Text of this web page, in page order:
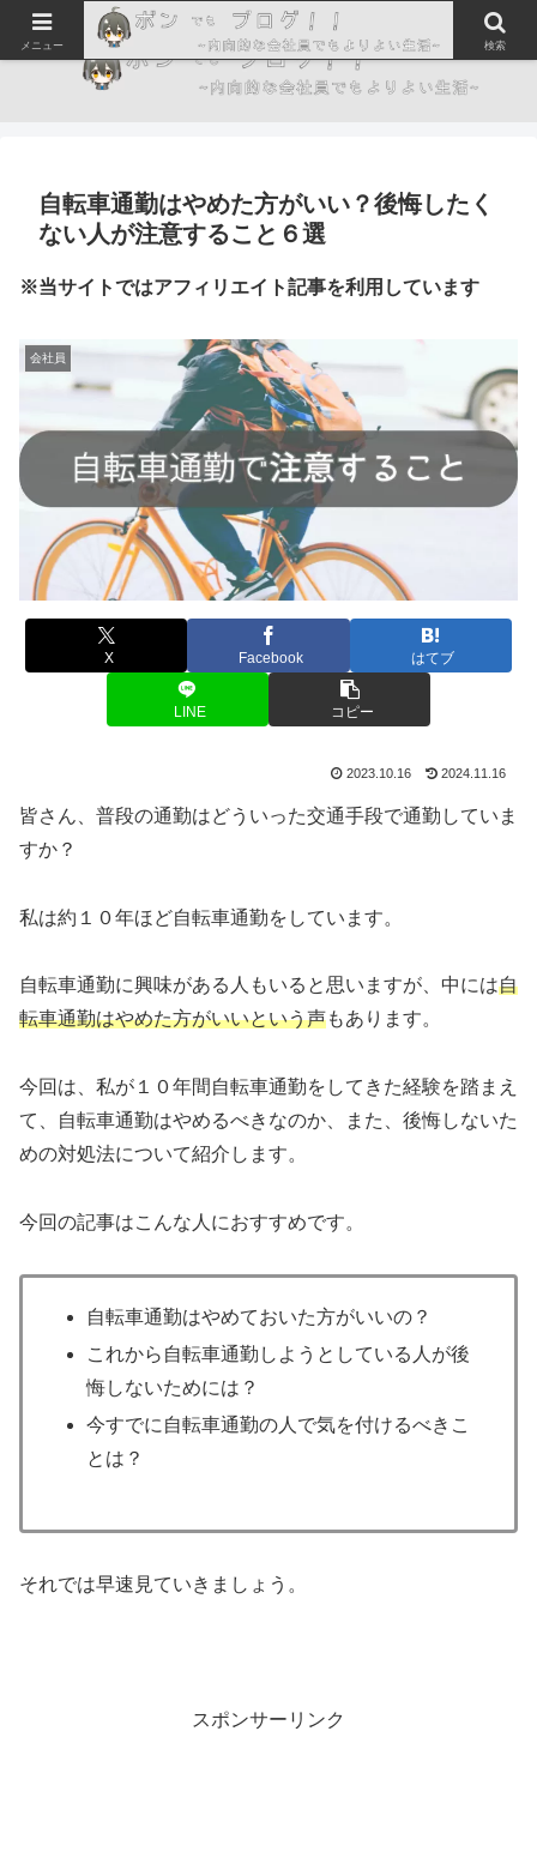
自転車通勤はやめた方がいい？後悔したく
ない人が注意すること６選
※当サイトではアフィリエイト記事を利用しています
会社員
X Facebook はてブ
LINE コピー
2023.10.16 2024.11.16
皆さん、普段の通勤はどういった交通手段で通勤していま
すか？
私は約１０年ほど自転車通勤をしています。
自転車通勤に興味がある人もいると思いますが、中には自
転車通勤はやめた方がいいという声もあります。
今回は、私が１０年間自転車通勤をしてきた経験を踏まえ
て、自転車通勤はやめるべきなのか、また、後悔しないた
めの対処法について紹介します。
今回の記事はこんな人におすすめです。
自転車通勤はやめておいた方がいいの？
これから自転車通勤しようとしている人が後
悔しないためには？
今すでに自転車通勤の人で気を付けるべきこ
とは？
それでは早速見ていきましょう。
スポンサーリンク
メニュー 検索